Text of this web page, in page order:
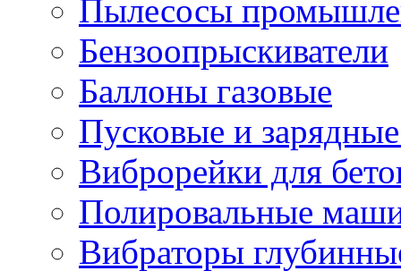
Пылесосы
Бензоопрыскиватели
Баллоны газовые
Пусковые и
Виброрейки для
Полировальные
Вибраторы